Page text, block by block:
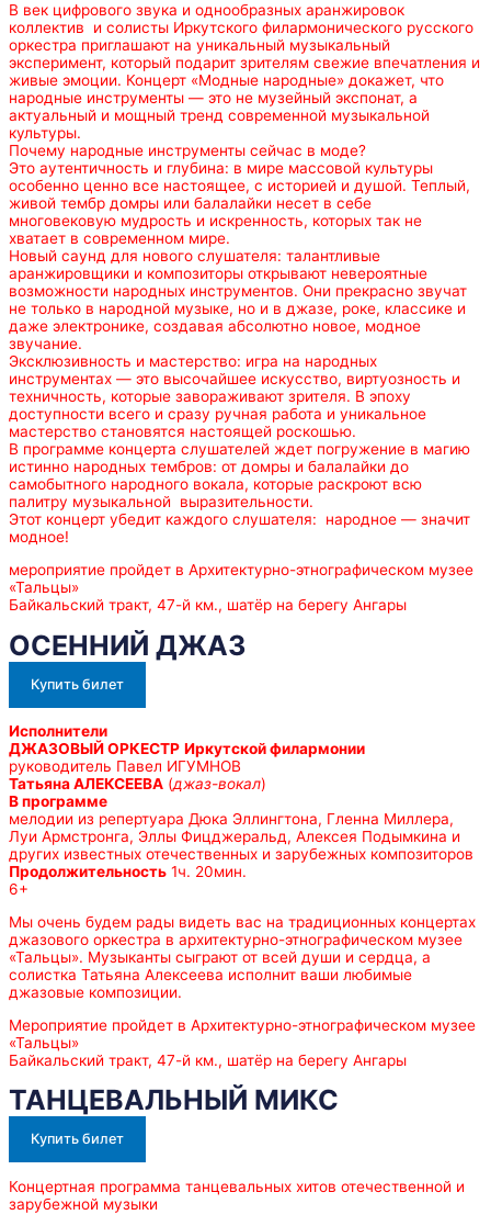
В век цифрового звука и однообразных аранжировок
коллектив и солисты Иркутского филармонического русского
оркестра приглашают на уникальный музыкальный
эксперимент, который подарит зрителям свежие впечатления и
живые эмоции. Концерт «Модные народные» докажет, что
народные инструменты — это не музейный экспонат, а
актуальный и мощный тренд современной музыкальной
культуры.
Почему народные инструменты сейчас в моде?
Это аутентичность и глубина: в мире массовой культуры
особенно ценно все настоящее, с историей и душой. Теплый,
живой тембр домры или балалайки несет в себе
многовековую мудрость и искренность, которых так не
хватает в современном мире.
Новый саунд для нового слушателя: талантливые
аранжировщики и композиторы открывают невероятные
возможности народных инструментов. Они прекрасно звучат
не только в народной музыке, но и в джазе, роке, классике и
даже электронике, создавая абсолютно новое, модное
звучание.
Эксклюзивность и мастерство: игра на народных
инструментах — это высочайшее искусство, виртуозность и
техничность, которые завораживают зрителя. В эпоху
доступности всего и сразу ручная работа и уникальное
мастерство становятся настоящей роскошью.
В программе концерта слушателей ждет погружение в магию
истинно народных тембров: от домры и балалайки до
самобытного народного вокала, которые раскроют всю
палитру музыкальной выразительности.
Этот концерт убедит каждого слушателя: народное — значит
модное!
мероприятие пройдет в Архитектурно-этнографическом музее
«Тальцы»
Байкальский тракт, 47-й км., шатёр на берегу Ангары
ОСЕННИЙ ДЖАЗ
Купить билет
Исполнители
ДЖАЗОВЫЙ ОРКЕСТР Иркутской филармонии
руководитель Павел ИГУМНОВ
Татьяна АЛЕКСЕЕВА (джаз-вокал)
В программе
мелодии из репертуара Дюка Эллингтона, Гленна Миллера,
Луи Армстронга, Эллы Фицджеральд, Алексея Подымкина и
других известных отечественных и зарубежных композиторов
Продолжительность 1ч. 20мин.
6+
Мы очень будем рады видеть вас на традиционных концертах
джазового оркестра в архитектурно-этнографическом музее
«Тальцы». Музыканты сыграют от всей души и сердца, а
солистка Татьяна Алексеева исполнит ваши любимые
джазовые композиции.
Мероприятие пройдет в Архитектурно-этнографическом музее
«Тальцы»
Байкальский тракт, 47-й км., шатёр на берегу Ангары
ТАНЦЕВАЛЬНЫЙ МИКС
Купить билет
Концертная программа танцевальных хитов отечественной и
зарубежной музыки